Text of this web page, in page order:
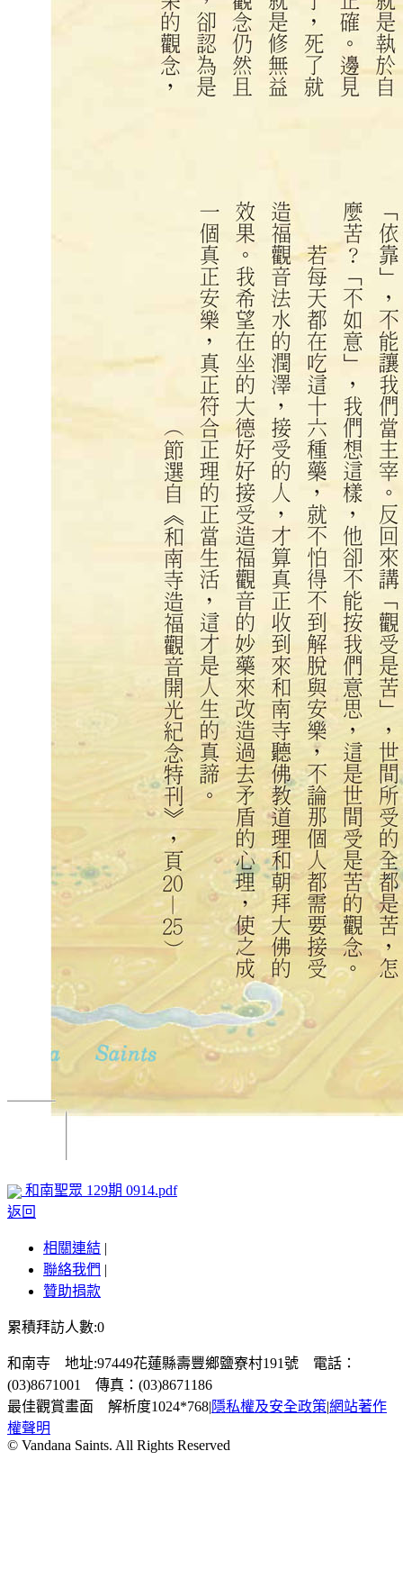
和南聖眾 129期 0914.pdf
返回
相關連結 |
聯絡我們 |
贊助捐款
累積拜訪人數:0
和南寺 地址:97449花蓮縣壽豐鄉鹽寮村191號 電話：
(03)8671001 傳真：(03)8671186
最佳觀賞畫面 解析度1024*768|隱私權及安全政策|網站著作
權聲明
© Vandana Saints. All Rights Reserved